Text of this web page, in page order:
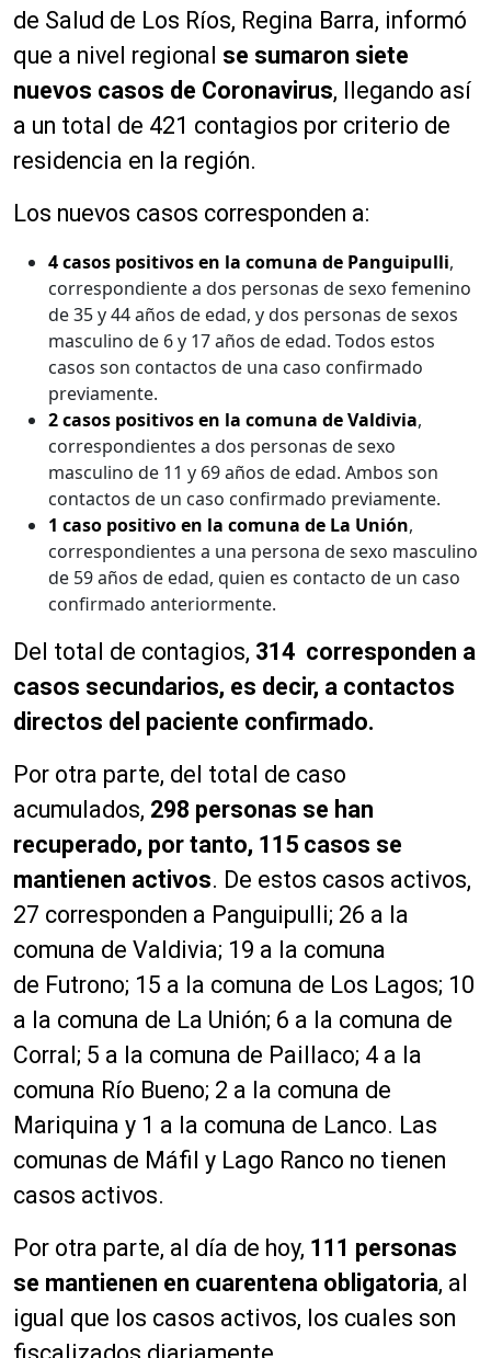
de Salud de Los Ríos, Regina Barra, informó
que a nivel regional se sumaron siete
nuevos casos de Coronavirus, llegando así
a un total de 421 contagios por criterio de
residencia en la región.
Los nuevos casos corresponden a:
4 casos positivos en la comuna de Panguipulli,
correspondiente a dos personas de sexo femenino
de 35 y 44 años de edad, y dos personas de sexos
masculino de 6 y 17 años de edad. Todos estos
casos son contactos de una caso confirmado
previamente.
2 casos positivos en la comuna de Valdivia,
correspondientes a dos personas de sexo
masculino de 11 y 69 años de edad. Ambos son
contactos de un caso confirmado previamente.
1 caso positivo en la comuna de La Unión,
correspondientes a una persona de sexo masculino
de 59 años de edad, quien es contacto de un caso
confirmado anteriormente.
Del total de contagios, 314 corresponden a
casos secundarios, es decir, a contactos
directos del paciente confirmado.
Por otra parte, del total de caso
acumulados, 298 personas se han
recuperado, por tanto, 115 casos se
mantienen activos. De estos casos activos,
27 corresponden a Panguipulli; 26 a la
comuna de Valdivia; 19 a la comuna
de Futrono; 15 a la comuna de Los Lagos; 10
a la comuna de La Unión; 6 a la comuna de
Corral; 5 a la comuna de Paillaco; 4 a la
comuna Río Bueno; 2 a la comuna de
Mariquina y 1 a la comuna de Lanco. Las
comunas de Máfil y Lago Ranco no tienen
casos activos.
Por otra parte, al día de hoy, 111 personas
se mantienen en cuarentena obligatoria, al
igual que los casos activos, los cuales son